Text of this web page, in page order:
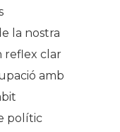
la nostra
reflex clar
amb
polític